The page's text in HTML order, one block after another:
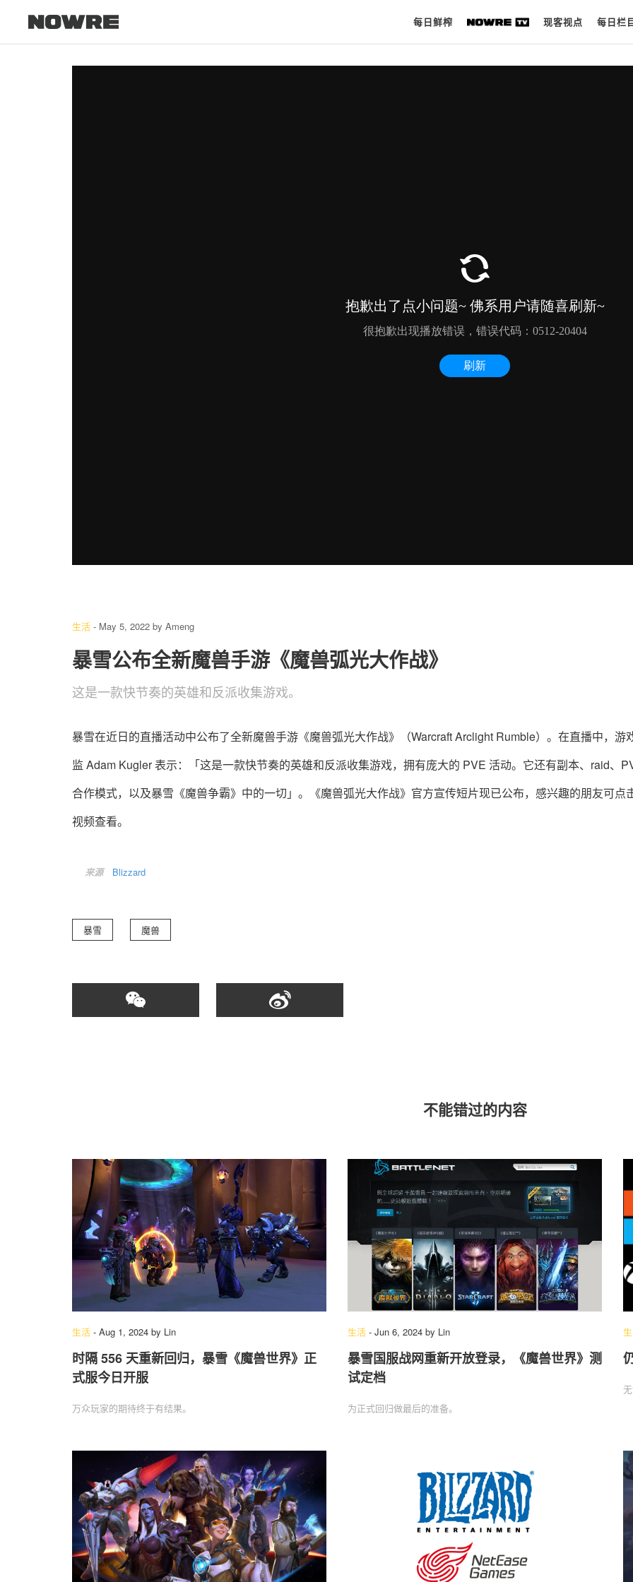
每日鲜榨 现客视点 每日栏
生 活
科 技
关于我们 联系我们
生活 - May 5, 2022 by Ameng
暴雪公布全新魔兽手游《魔兽弧光大作战》
这是一款快节奏的英雄和反派收集游戏。
暴雪在近日的直播活动中公布了全新魔兽手游《魔兽弧光大作战》（Warcraft Arclight Rumble）。在直播中，游
监 Adam Kugler 表示：「这是一款快节奏的英雄和反派收集游戏，拥有庞大的 PVE 活动。它还有副本、raid、
合作模式，以及暴雪《魔兽争霸》中的一切」。《魔兽弧光大作战》官方宣传短片现已公布，感兴趣的朋友可点
视频查看。
来源 Blizzard
暴雪 魔兽
不能错过的内容
生活 - Aug 1, 2024 by Lin
时隔 556 天重新回归，暴雪《魔兽世界》正
式服今日开服
万众玩家的期待终于有结果。
生活 - Jun 6, 2024 by Lin
暴雪国服战网重新开放登录，《魔兽世界》测
试定档
为正式回归做最后的准备。